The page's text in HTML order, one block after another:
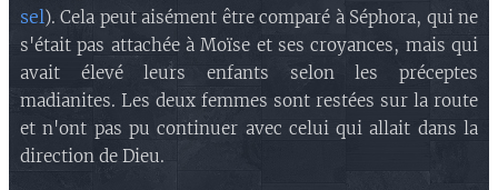
sel). Cela peut aisément être comparé à Séphora, qui ne
s'était pas attachée à Moïse et ses croyances, mais qui
avait élevé leurs enfants selon les préceptes
madianites. Les deux femmes sont restées sur la route
et n'ont pas pu continuer avec celui qui allait dans la
direction de Dieu.